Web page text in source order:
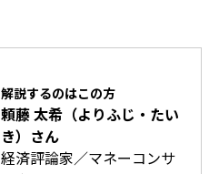
解説するのはこの方
頼藤 太希（よりふじ・たい
き）さん
経済評論家／マネーコンサ